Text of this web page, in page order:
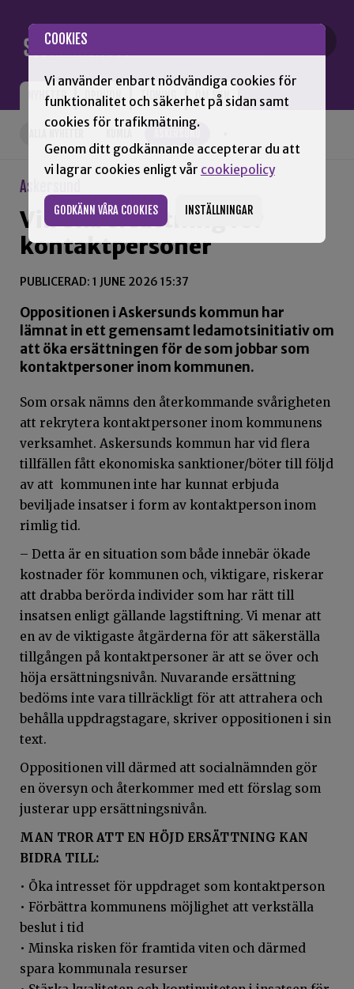
COOKIES
Vi använder enbart nödvändiga cookies för
funktionalitet och säkerhet på sidan samt
cookies för trafikmätning.
Genom ditt godkännande accepterar du att
vi lagrar cookies enligt vår cookiepolicy
GODKÄNN VÅRA COOKIES INSTÄLLNINGAR
NYHETER OPINION TIDNING OM SNN
ASKERSUND
Askersund
Vill öka ersättning för
kontaktpersoner
PUBLICERAD: 1 JUNE 2026 15:37
Oppositionen i Askersunds kommun har
lämnat in ett gemensamt ledamotsinitiativ om
att öka ersättningen för de som jobbar som
kontaktpersoner inom kommunen.
Som orsak nämns den återkommande svårigheten
att rekrytera kontaktpersoner inom kommunens
verksamhet. Askersunds kommun har vid flera
tillfällen fått ekonomiska sanktioner/böter till följd
av att kommunen inte har kunnat erbjuda
beviljade insatser i form av kontaktperson inom
rimlig tid.
– Detta är en situation som både innebär ökade
kostnader för kommunen och, viktigare, riskerar
att drabba berörda individer som har rätt till
insatsen enligt gällande lagstiftning. Vi menar att
en av de viktigaste åtgärderna för att säkerställa
tillgången på kontaktpersoner är att se över och
höja ersättningsnivån. Nuvarande ersättning
bedöms inte vara tillräckligt för att attrahera och
behålla uppdragstagare, skriver oppositionen i sin
text.
Oppositionen vill därmed att socialnämnden gör
en översyn och återkommer med ett förslag som
justerar upp ersättningsnivån.
MAN TROR ATT EN HÖJD ERSÄTTNING KAN
BIDRA TILL:
• Öka intresset för uppdraget som kontaktperson
• Förbättra kommunens möjlighet att verkställa
beslut i tid
• Minska risken för framtida viten och därmed
spara kommunala resurser